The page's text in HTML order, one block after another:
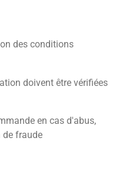
des conditions
doivent être vérifiées
en cas d'abus,
de fraude